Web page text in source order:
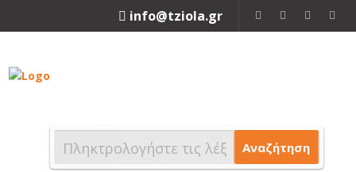
info@tziola.gr
Αναζήτηση